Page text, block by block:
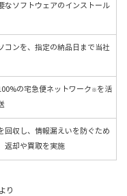
なソフトウェアのインストール
コンを、指定の納品日まで当社
の宅急便ネットワーク※ を活
回収し、情報漏えいを防ぐため
返却や買取を実施
り